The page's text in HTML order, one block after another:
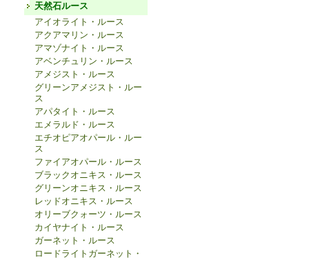
天然石ルース
アイオライト・ルース
アクアマリン・ルース
アマゾナイト・ルース
アベンチュリン・ルース
アメジスト・ルース
グリーンアメジスト・ルー
ス
アパタイト・ルース
エメラルド・ルース
エチオピアオパール・ルー
ス
ファイアオパール・ルース
ブラックオニキス・ルース
グリーンオニキス・ルース
レッドオニキス・ルース
オリーブクォーツ・ルース
カイヤナイト・ルース
ガーネット・ルース
ロードライトガーネット・